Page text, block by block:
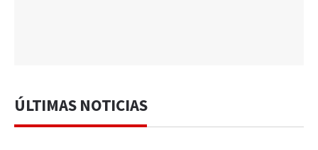
ÚLTIMAS NOTICIAS